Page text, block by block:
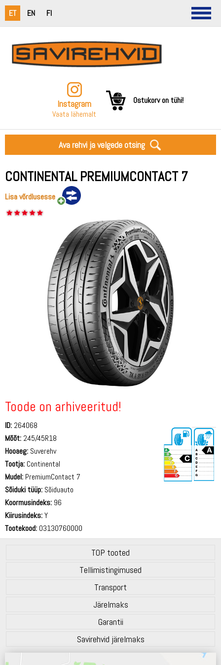
ET EN FI
Instagram
Vaata lähemalt
Ostukorv on tühi!
Ava rehvi ja velgede otsing
CONTINENTAL PREMIUMCONTACT 7
Lisa võrdlusesse
Toode on arhiveeritud!
ID: 264068
Mõõt: 245/45R18
Hooaeg: Suverehv
Tootja: Continental
Mudel: PremiumContact 7
Sõiduki tüüp: Sõiduauto
Koormusindeks: 96
Kiirusindeks:Y
Tootekood: 03130760000
TOP tooted
Tellimistingimused
Transport
Järelmaks
Garantii
Savirehvid järelmaks